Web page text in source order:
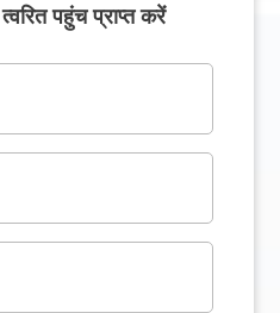
पहुंच प्राप्त करें